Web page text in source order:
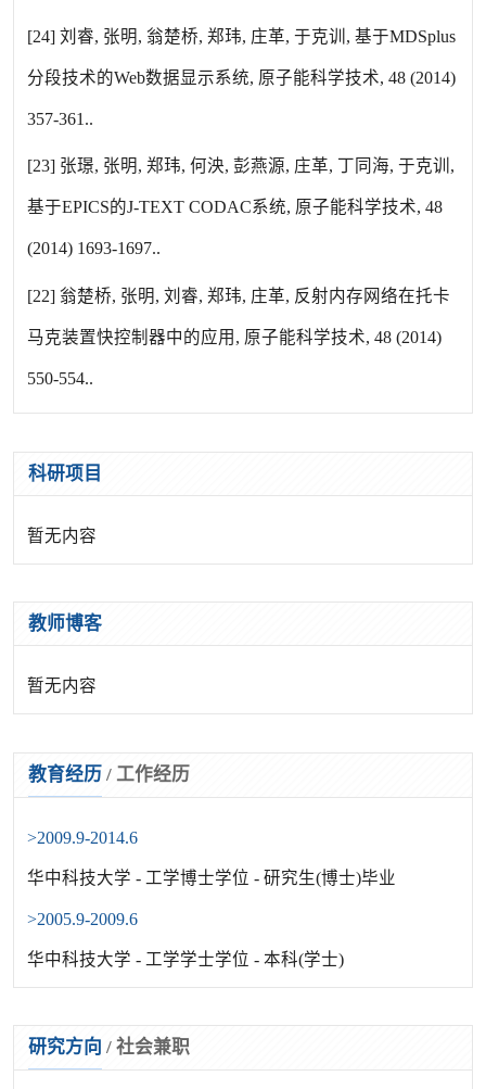
[24] 刘睿, 张明, 翁楚桥, 郑玮, 庄革, 于克训, 基于MDSplus
分段技术的Web数据显示系统, 原子能科学技术, 48 (2014)
357-361..
[23] 张璟, 张明, 郑玮, 何泱, 彭燕源, 庄革, 丁同海, 于克训,
基于EPICS的J-TEXT CODAC系统, 原子能科学技术, 48
(2014) 1693-1697..
[22] 翁楚桥, 张明, 刘睿, 郑玮, 庄革, 反射内存网络在托卡
马克装置快控制器中的应用, 原子能科学技术, 48 (2014)
550-554..
科研项目
暂无内容
教师博客
暂无内容
教育经历 / 工作经历
>2009.9-2014.6
华中科技大学 - 工学博士学位 - 研究生(博士)毕业
>2005.9-2009.6
华中科技大学 - 工学学士学位 - 本科(学士)
研究方向 / 社会兼职